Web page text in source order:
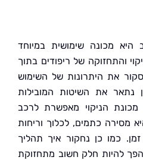
שימושית במיוחד
של ריפודים בתוך
של השימוש
את השיטות המובילות
מאפשרת לרכב
לכלוך וריחות
כן נחקור איך תהליך
חלק חשוב מתחזוקת